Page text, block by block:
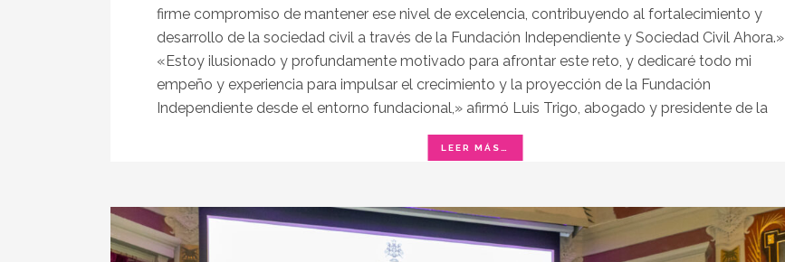
firme compromiso de mantener ese nivel de excelencia, contribuyendo al fortalecimiento y
desarrollo de la sociedad civil a través de la Fundación Independiente y Sociedad Civil Ahora.»
«Estoy ilusionado y profundamente motivado para afrontar este reto, y dedicaré todo mi
empeño y experiencia para impulsar el crecimiento y la proyección de la Fundación
Independiente desde el entorno fundacional,» afirmó Luis Trigo, abogado y presidente de la